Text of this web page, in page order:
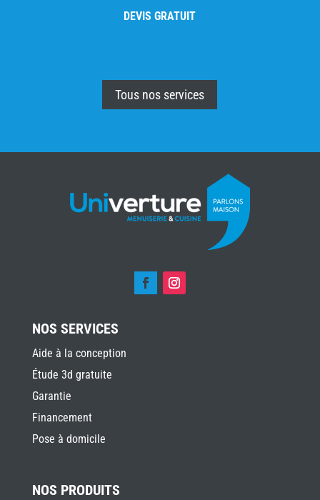
DEVIS GRATUIT
Tous nos services
NOS SERVICES
Aide à la conception
Étude 3d gratuite
Garantie
Financement
Pose à domicile
NOS PRODUITS